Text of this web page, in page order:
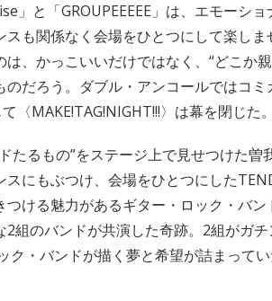
」と「GROUPEEEEE」は、エモーシ
スも関係なく会場をひとつにして楽し
、かっこいいだけではなく、“どこか
のだろう。ダブル・アンコールではコ
〈MAKE!TAG!NIGHT!!!〉は幕を閉じた。
たるもの”をステージ上で見せつけた
にもぶつけ、会場をひとつにした
ける魅力があるギター・ロック・バ
2組のバンドが共演した奇跡。2組がガ
ク・バンドが描く夢と希望が詰まって